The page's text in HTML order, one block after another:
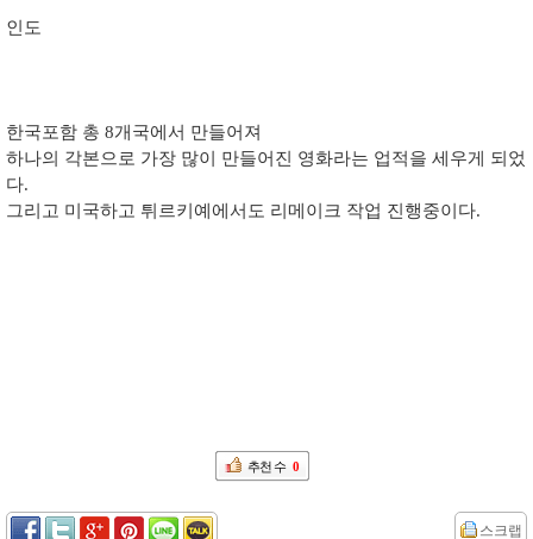
인도
한국포함 총 8개국에서 만들어져
하나의 각본으로 가장 많이 만들어진 영화라는 업적을 세우게 되었
다.
그리고 미국하고 튀르키예에서도 리메이크 작업 진행중이다.
추천 수 0
스크랩